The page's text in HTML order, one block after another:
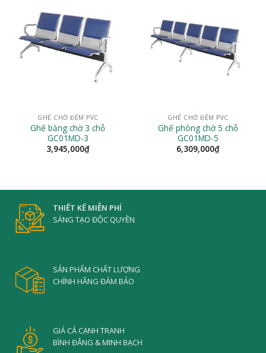
GHẾ CHỜ ĐỆM PVC
Ghế băng chờ 3 chỗ
GC01MD-3
3,945,000₫
GHẾ CHỜ ĐỆM PVC
Ghế phòng chờ 5 chỗ
GC01MD-5
6,309,000₫
THIẾT KẾ MIỄN PHÍ
SÁNG TẠO ĐỘC QUYỀN
SẢN PHẨM CHẤT LƯỢNG
CHÍNH HÃNG ĐẢM BẢO
GIÁ CẢ CẠNH TRANH
BÌNH ĐẲNG & MINH BẠCH